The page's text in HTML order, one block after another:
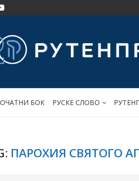
БОК РУСКЕ СЛОВО
ПАРОХИЯ СВЯТОГО